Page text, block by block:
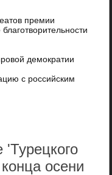
премии
демократии
с российским
'Турецкого
осени